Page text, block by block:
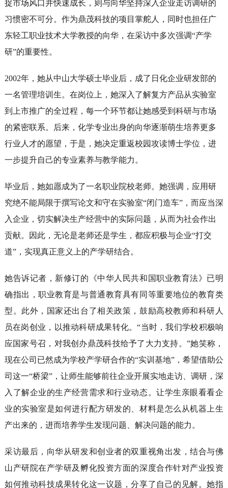
捉市场风口并快速成长，则与向华坚持深入企业走访调研的
习惯密不可分。作为鼎茂科技的项目掌舵人，同时也担任广
东轻工职业技术大学教授的向华，在采访中多次强调“产学
研”的重要性。
2002年，她从中山大学硕士毕业后，成了日化企业研发部的
一名管理培训生。在岗位上，她深入了解复方产品从实验室
到上市推广的全过程，每一个环节都让她感受到科研与市场
的紧密联系。后来，化学专业出身的向华逐渐萌生培养更多
行业人才的愿望，于是，她决定重返校园攻读博士学位，进
一步提升自己的专业素养与教学能力。
毕业后，她如愿成为了一名职业院校老师。她强调，应用研
究绝不能局限于撰写论文和守在实验室“闭门造车”，而应当深
入企业，切实解决生产经营中的实际问题，从而为社会作出
贡献。因此，无论是老师还是学生，都应积极与企业“打交
道”，实现真正意义上的产学研结合。
她告诉记者，新修订的《中华人民共和国职业教育法》已明
确指出，职业教育是与普通教育具有同等重要地位的教育类
型。此外，国家还出台了相关政策，鼓励高校教师和科研人
员在岗创业，以推动科研成果转化。“当时，我们学校积极响
应国家号召，对我创办鼎茂科技给予了大力支持。”她笑称，
现在公司已然成为学校产学研合作的“实训基地”，希望借助公
司这一“桥梁”，让师生能够前往企业开展实地走访、调研，深
入了解企业的生产经营需求和行业动态。让学生亲眼看看企
业的实验室是如何进行配方研发的、材料是怎么从机器上生
产出来的，进而培养学生发现问题、解决问题的能力。
采访最后，向华从研发和创业者的双重视角出发，结合与佛
山产研院在产学研及孵化投资方面的深度合作针对产业投资
如何推动科技成果转化这一议题，分享了自己的见解。她指